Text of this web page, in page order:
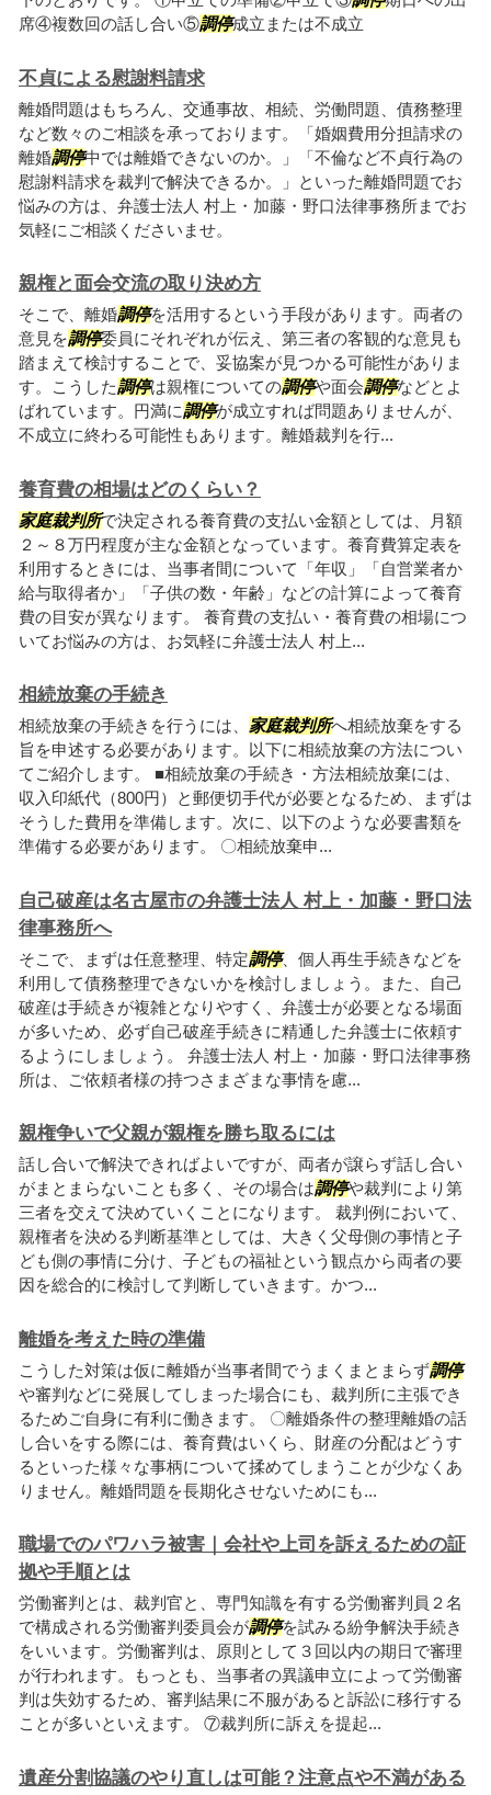
席④複数回の話し合い⑤調停成立または不成立
不貞による慰謝料請求
離婚問題はもちろん、交通事故、相続、労働問題、債務整理
など数々のご相談を承っております。「婚姻費用分担請求の
離婚調停中では離婚できないのか。」「不倫など不貞行為の
慰謝料請求を裁判で解決できるか。」といった離婚問題でお
悩みの方は、弁護士法人 村上・加藤・野口法律事務所までお
気軽にご相談くださいませ。
親権と面会交流の取り決め方
そこで、離婚調停を活用するという手段があります。両者の
意見を調停委員にそれぞれが伝え、第三者の客観的な意見も
踏まえて検討することで、妥協案が見つかる可能性がありま
す。こうした調停は親権についての調停や面会調停などとよ
ばれています。円満に調停が成立すれば問題ありませんが、
不成立に終わる可能性もあります。離婚裁判を行...
養育費の相場はどのくらい？
家庭裁判所で決定される養育費の支払い金額としては、月額
２～８万円程度が主な金額となっています。養育費算定表を
利用するときには、当事者間について「年収」「自営業者か
給与取得者か」「子供の数・年齢」などの計算によって養育
費の目安が異なります。 養育費の支払い・養育費の相場につ
いてお悩みの方は、お気軽に弁護士法人 村上...
相続放棄の手続き
相続放棄の手続きを行うには、 家庭裁判所へ相続放棄をする
旨を申述する必要があります。以下に相続放棄の方法につい
てご紹介します。 ■相続放棄の手続き・方法相続放棄には、
収入印紙代（800円）と郵便切手代が必要となるため、まずは
そうした費用を準備します。次に、以下のような必要書類を
準備する必要があります。 〇相続放棄申...
自己破産は名古屋市の弁護士法人 村上・加藤・野口法
律事務所へ
そこで、まずは任意整理、特定調停、個人再生手続きなどを
利用して債務整理できないかを検討しましょう。また、自己
破産は手続きが複雑となりやすく、弁護士が必要となる場面
が多いため、必ず自己破産手続きに精通した弁護士に依頼す
るようにしましょう。 弁護士法人 村上・加藤・野口法律事務
所は、ご依頼者様の持つさまざまな事情を慮...
親権争いで父親が親権を勝ち取るには
話し合いで解決できればよいですが、両者が譲らず話し合い
がまとまらないことも多く、その場合は調停や裁判により第
三者を交えて決めていくことになります。 裁判例において、
親権者を決める判断基準としては、大きく父母側の事情と子
ども側の事情に分け、子どもの福祉という観点から両者の要
因を総合的に検討して判断していきます。かつ...
離婚を考えた時の準備
こうした対策は仮に離婚が当事者間でうまくまとまらず調停
や審判などに発展してしまった場合にも、裁判所に主張でき
るためご自身に有利に働きます。 〇離婚条件の整理離婚の話
し合いをする際には、養育費はいくら、財産の分配はどうす
るといった様々な事柄について揉めてしまうことが少なくあ
りません。離婚問題を長期化させないためにも...
職場でのパワハラ被害｜会社や上司を訴えるための証
拠や手順とは
労働審判とは、裁判官と、専門知識を有する労働審判員２名
で構成される労働審判委員会が調停を試みる紛争解決手続き
をいいます。労働審判は、原則として３回以内の期日で審理
が行われます。もっとも、当事者の異議申立によって労働審
判は失効するため、審判結果に不服があると訴訟に移行する
ことが多いといえます。 ⑦裁判所に訴えを提起...
遺産分割協議のやり直しは可能？注意点や不満がある